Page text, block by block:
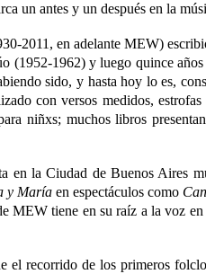
un antes y un después en la
2011, en adelante MEW)
(1952-1962) y luego quince
sido, y hasta hoy lo es,
con versos medidos,
niñxs; muchos libros
en la Ciudad de Buenos Aires
y María en espectáculos como
MEW tiene en su raíz a la voz
el recorrido de los primeros